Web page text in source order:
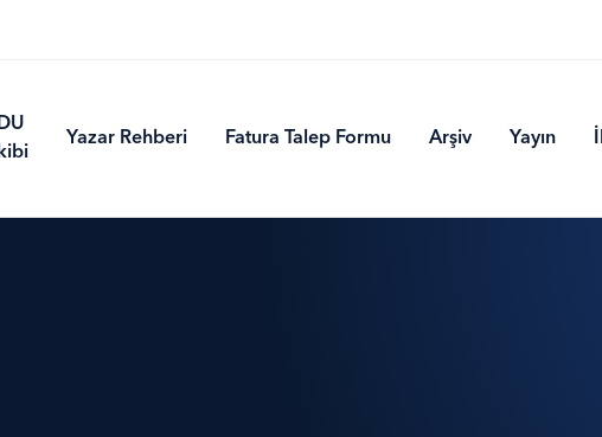
Yazar Rehberi Fatura Talep Formu Arşiv Yayın